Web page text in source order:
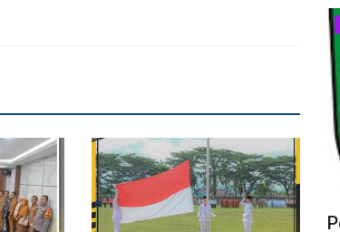
Ketua TP PKK Padangsidimpuan Ikuti